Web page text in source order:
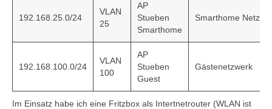
192.168.25.0/24
VLAN
25
AP
Stueben
Smarthome
Smarthome
192.168.100.0/24
VLAN
100
AP
Stueben
Guest
Gästenetzwerk
Im Einsatz habe ich eine Fritzbox als Intertnetrouter (WLAN ist